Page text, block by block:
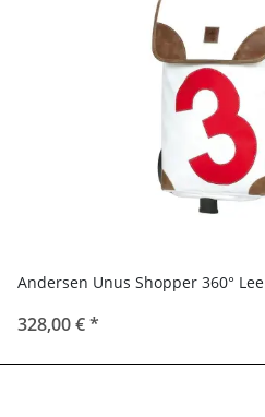
Andersen Unus Shopper 360° Lee
328,00 €*